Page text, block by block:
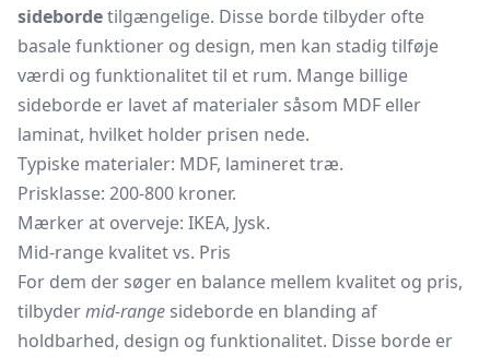
sidebordetilgængelige. Disse borde tilbyder ofte
basale funktioner og design, men kan stadig tilføje
værdi og funktionalitet til et rum. Mange billige
sideborde er lavet af materialer såsom MDF eller
laminat, hvilket holder prisen nede.
Typiske materialer: MDF, lamineret træ.
Prisklasse: 200-800 kroner.
Mærker at overveje: IKEA, Jysk.
Mid-range kvalitet vs. Pris
For dem der søger en balance mellem kvalitet og pris,
tilbydermid-range sideborde en blanding af
holdbarhed, design og funktionalitet. Disse borde er